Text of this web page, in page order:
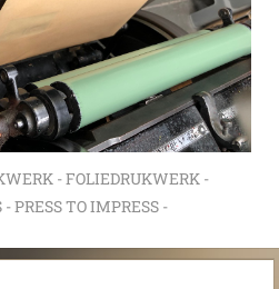
- FOLIEDRUKWERK -
PRESS TO IMPRESS -